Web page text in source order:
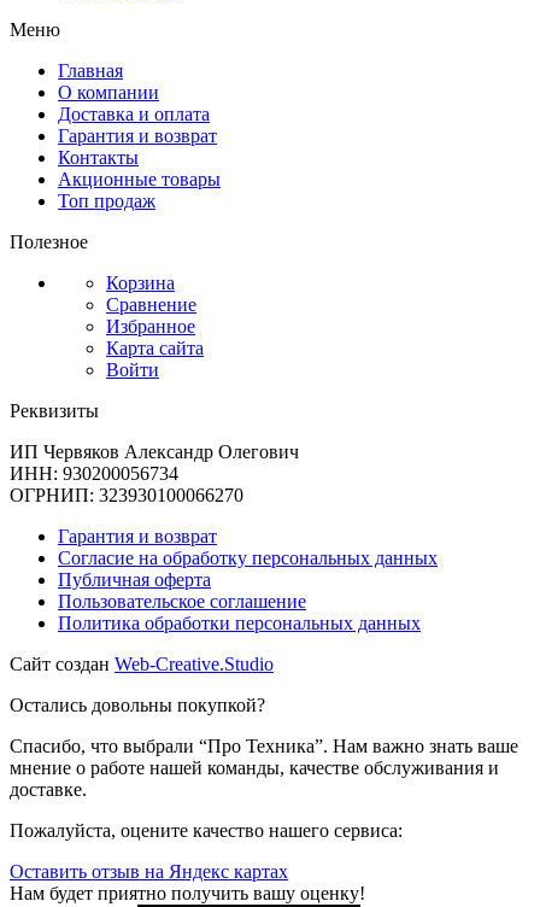
Меню
Главная
О компании
Доставка и оплата
Гарантия и возврат
Контакты
Акционные товары
Топ продаж
Полезное
Корзина
Сравнение
Избранное
Карта сайта
Войти
Реквизиты
ИП Червяков Александр Олегович
ИНН: 930200056734
ОГРНИП: 323930100066270
Гарантия и возврат
Согласие на обработку персональных данных
Публичная оферта
Пользовательское соглашение
Политика обработки персональных данных
Сайт создан Web-Creative.Studio
Остались довольны покупкой?
Спасибо, что выбрали “Про Техника”. Нам важно знать ваше
мнение о работе нашей команды, качестве обслуживания и
доставке.
Пожалуйста, оцените качество нашего сервиса:
Оставить отзыв на Яндекс картах
Нам будет приятно получить вашу оценку!